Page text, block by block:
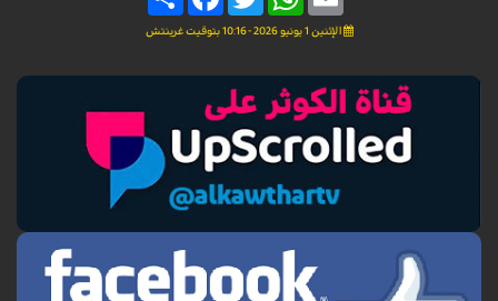
الإثنين 1 يونيو 2026 - 10:16 بتوقيت غرينتش